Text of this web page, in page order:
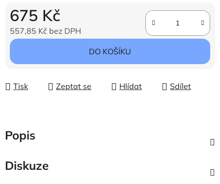
675 Kč
557,85 Kč bez DPH
Měrná cena:
DO KOŠÍKU
Tisk Zeptat se Hlídat Sdílet
Popis
Diskuze